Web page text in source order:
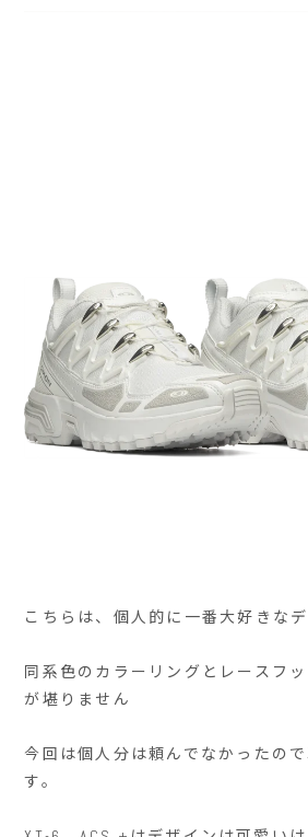
こちらは、個人的に一番大好きな
同系色のカラーリングとレースフ
が堪りません
今回は個人分は頼んでなかったの
す。